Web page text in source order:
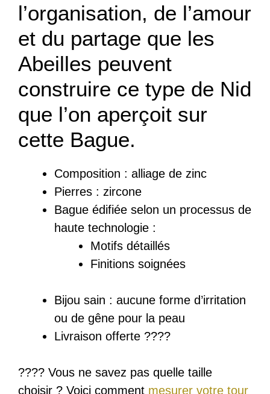
l’organisation, de l’amour
et du partage que les
Abeilles peuvent
construire ce type de Nid
que l’on aperçoit sur
cette Bague.
Composition : a lliage de zinc
Pierres : zircone
Bague édifiée selon un processus de
haute technologie :
Motifs détaillés
Finitions soignées
Bijou sain : aucune forme d’irritation
ou de gêne pour la peau
Livraison offerte ????
???? Vous ne savez pas quelle taille
choisir ? Voici comment mesurer votre tour